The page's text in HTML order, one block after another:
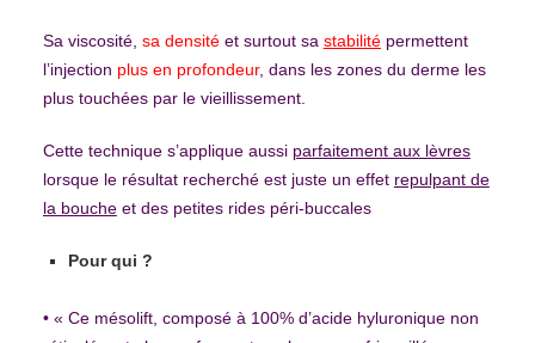
Sa viscosité, sa densitéet surtout sa stabilitépermettent
l’injection plus en profondeur, dans les zones du derme les
plus touchées par le vieillissement.
Cette technique s’applique aussi parfaitement aux lèvres
lorsque le résultat recherché est juste un effet repulpant de
la boucheet des petites rides péri-buccales
Pour qui ?
• « Ce mésolift, composé à 100% d’acide hyluronique non